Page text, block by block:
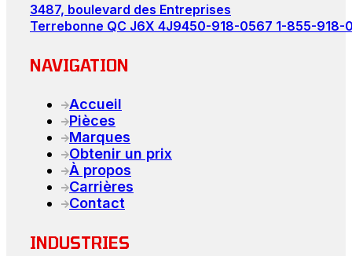
3487, boulevard des Entreprises
Terrebonne QC J6X 4J9450-918-0567 1-855-918-
NAVIGATION
Accueil
Pièces
Marques
Obtenir un prix
À propos
Carrières
Contact
INDUSTRIES